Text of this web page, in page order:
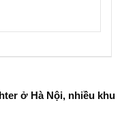
ở Hà Nội, nhiều khu